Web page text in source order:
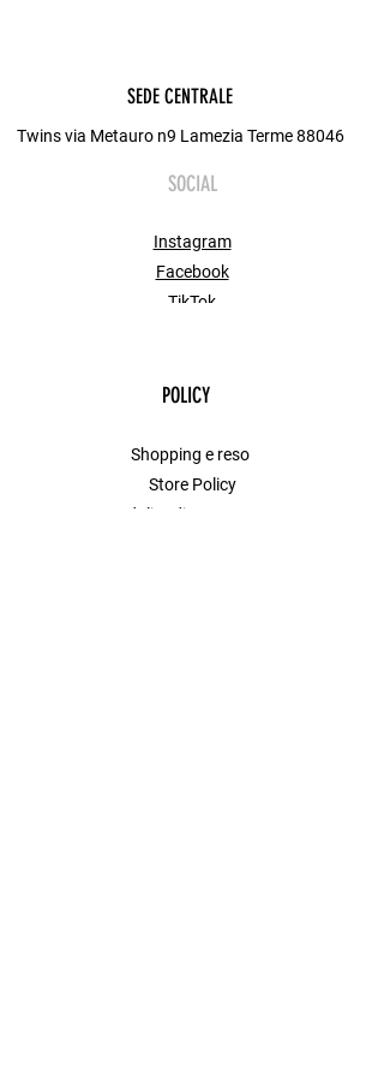
SEDE CENTRALE
Twins via Metauro n9 Lamezia Terme 88046
SOCIAL
Instagram
Facebook
TikTok
POLICY
Shopping e reso
Store Policy
Modalita di Pagamento